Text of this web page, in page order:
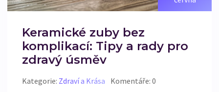
Keramické zuby bez
komplikací: Tipy a rady pro
zdravý úsměv
Kategorie: Zdraví a Krása Komentáře: 0